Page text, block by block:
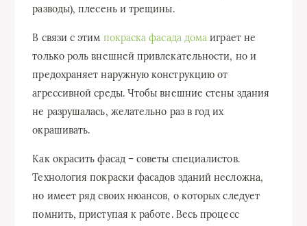
разводы), плесень и трещины.
В связи с этим покраска фасада дома играет не
только роль внешней привлекательности, но и
предохраняет наружную конструкцию от
агрессивной среды. Чтобы внешние стены здания
не разрушалась, желательно раз в год их
окрашивать.
Как окрасить фасад – советы специалистов.
Технология покраски фасадов зданий несложна,
но имеет ряд своих нюансов, о которых следует
помнить, приступая к работе. Весь процесс